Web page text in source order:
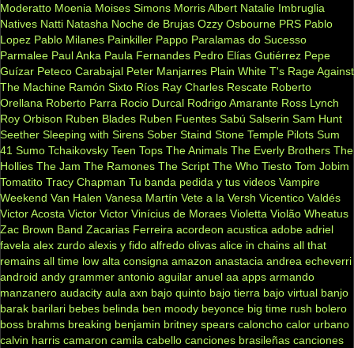
Moderatto Moenia Moises Simons Morris Albert Natalie Imbruglia
Natives Natti Natasha Noche de Brujas Ozzy Osbourne PRS Pablo
Lopez Pablo Milanes Painkiller Pappo Paralamas do Sucesso
Parmalee Paul Anka Paula Fernandes Pedro Elías Gutiérrez Pepe
Guízar Peteco Carabajal Peter Manjarres Plain White T's Rage Against
The Machine Ramón Sixto Ríos Ray Charles Rescate Roberto
Orellana Roberto Parra Rocio Durcal Rodrigo Amarante Ross Lynch
Roy Orbison Ruben Blades Ruben Fuentes Sabú Salserin Sam Hunt
Seether Sleeping with Sirens Sober Staind Stone Temple Pilots Sum
41 Sumo Tchaikovsky Teen Tops The Animals The Everly Brothers The
Hollies The Jam The Ramones The Script The Who Tiesto Tom Jobim
Tomatito Tracy Chapman Tu banda pedida y tus videos Vampire
Weekend Van Halen Vanesa Martín Vete a la Versh Vicentico Valdés
Victor Acosta Victor Victor Vinícius de Moraes Violetta Violão Wheatus
Zac Brown Band Zacarias Ferreira acordeon acustica adobe adriel
favela alex zurdo alexis y fido alfredo olivas alice in chains all that
remains all time low alta consigna amazon anastacia andrea echeverri
android andy grammer antonio aguilar anuel aa apps armando
manzanero audacity aula axn bajo quinto bajo tierra bajo virtual banjo
barak barilari bebes belinda ben moody beyonce big time rush bolero
boss brahms breaking benjamin britney spears caloncho calor urbano
calvin harris camaron camila cabello canciones brasileñas canciones